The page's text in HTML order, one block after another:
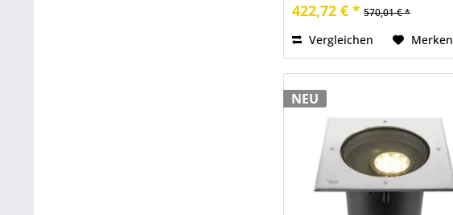
422,72 € * 570,01 € *
Vergleichen Merken
NEU